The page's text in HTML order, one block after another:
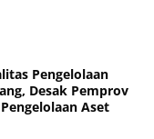
Pengelolaan
Desak Pemprov
Aset